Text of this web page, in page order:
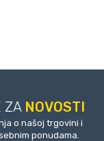
ZA NOVOSTI
o našoj trgovini i
ponudama.